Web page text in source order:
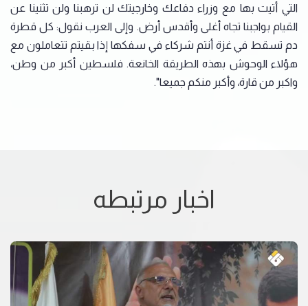
التي أتيت بها مع وزراء دفاعك وخارجيتك لن ترهبنا ولن تثنينا عن
القيام بواجبنا تجاه أغلى وأقدس أرض. وإلى العرب نقول: كل قطرة
دم تسقط في غزة أنتم شركاء في سفكها إذا بقيتم تتعاملون مع
هؤلاء الوحوش بهذه الطريقة الخانعة. فلسطين أكبر من وطن،
واكبر من قارة، وأكبر منكم جميعا".
اخبار مرتبطه